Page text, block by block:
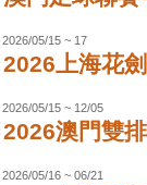
2026/05/15 ~ 17
2026上海花
2026/05/15 ~ 12/05
2026澳門雙
2026/05/16 ~ 06/21